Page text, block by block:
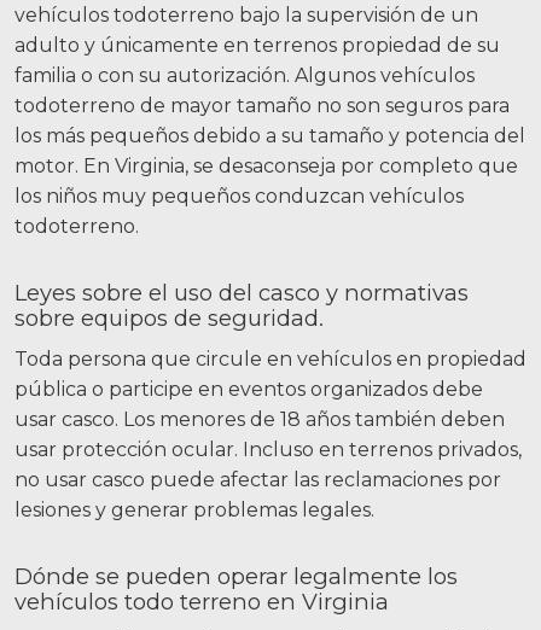
vehículos todoterreno bajo la supervisión de un
adulto y únicamente en terrenos propiedad de su
familia o con su autorización. Algunos vehículos
todoterreno de mayor tamaño no son seguros para
los más pequeños debido a su tamaño y potencia del
motor. En Virginia, se desaconseja por completo que
los niños muy pequeños conduzcan vehículos
todoterreno.
Leyes sobre el uso del casco y normativas
sobre equipos de seguridad.
Toda persona que circule en vehículos en propiedad
pública o participe en eventos organizados debe
usar casco. Los menores de 18 años también deben
usar protección ocular. Incluso en terrenos privados,
no usar casco puede afectar las reclamaciones por
lesiones y generar problemas legales.
Dónde se pueden operar legalmente los
vehículos todo terreno en Virginia